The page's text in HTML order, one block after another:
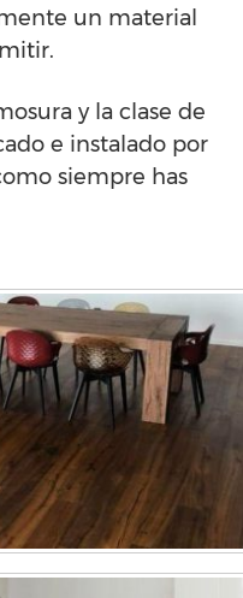
un material
y la clase de
e instalado por
siempre has